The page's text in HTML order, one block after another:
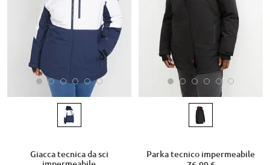
Giacca tecnica da sci
Parka tecnico impermeabile